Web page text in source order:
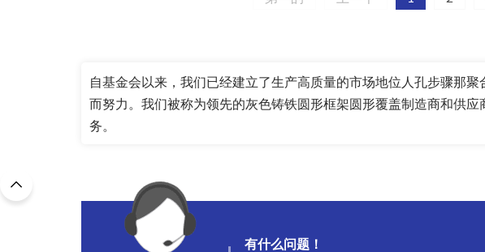
自基金会以来，我们已经建立了生产高质量的市场地位 人孔步骤那聚
而努力。我们被称为领先的灰色铸铁圆形框架圆形覆盖制造商和供
务。
有什么问题！